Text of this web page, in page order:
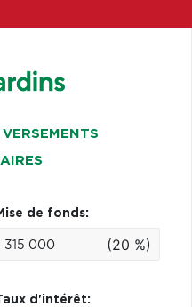
de fonds:
(20 %)
d'intérêt: